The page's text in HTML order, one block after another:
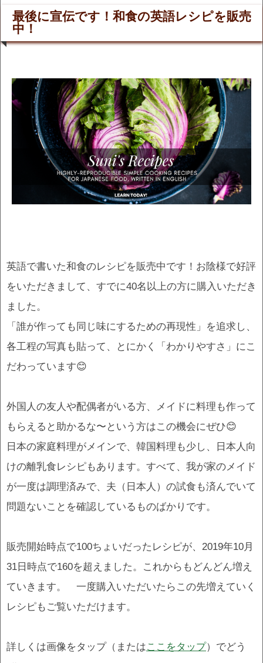
最後に宣伝です！和食の英語レシピを販売
中！
英語で書いた和食のレシピを販売中です！お陰様で好評
をいただきまして、すでに40名以上の方に購入いただき
ました。
「誰が作っても同じ味にするための再現性」を追求し、
各工程の写真も貼って、とにかく「わかりやすさ」にこ
だわっています😊
外国人の友人や配偶者がいる方、メイドに料理も作って
もらえると助かるな〜という方はこの機会にぜひ😊
日本の家庭料理がメインで、韓国料理も少し、日本人向
けの離乳食レシピもあります。すべて、我が家のメイド
が一度は調理済みで、夫（日本人）の試食も済んでいて
問題ないことを確認しているものばかりです。
販売開始時点で100ちょいだったレシピが、2019年10月
31日時点で160を超えました。これからもどんどん増え
ていきます。 一度購入いただいたらこの先増えていく
レシピもご覧いただけます。
詳しくは画像をタップ（またはここをタップ）でどう